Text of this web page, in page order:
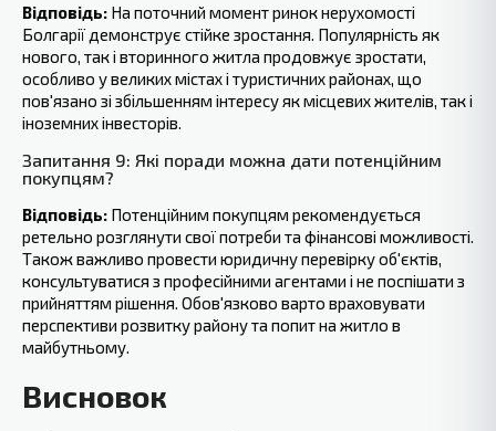
Відповідь: На поточний момент ринок нерухомості
Болгарії демонструє стійке зростання. Популярність як
нового, так і вторинного житла продовжує зростати,
особливо у великих містах і туристичних районах, що
пов'язано зі збільшенням інтересу як місцевих жителів, так і‍
іноземних інвесторів.
Запитання 9: Які поради можна дати потенційним
покупцям?
Відповідь: Потенційним покупцям рекомендується
ретельно розглянути свої потреби та фінансові можливості.
Також важливо провести юридичну перевірку об'єктів,
консультуватися з професійними агентами і не поспішати з
прийняттям рішення. Обов'язково варто враховувати
перспективи розвитку району та попит на житло в
майбутньому.
Висновок